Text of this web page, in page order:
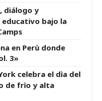
diálogo y
bajo la
en Perù donde
3»
celebra el dìa del
de frìo y alta